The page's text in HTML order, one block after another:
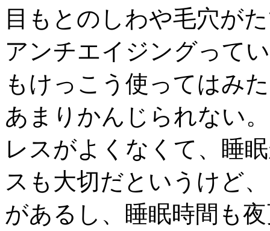
目もとのしわや毛穴が
アンチエイジングって
もけっこう使ってはみ
あまりかんじられない
レスがよくなくて、睡
スも大切だというけど
があるし、睡眠時間も